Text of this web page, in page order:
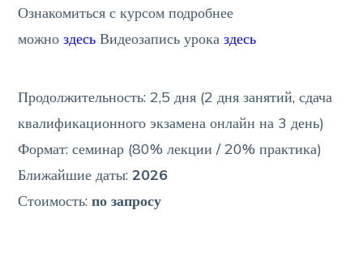
Ознакомиться с курсом подробнее
можноздесь Видеозапись уроказдесь
Продолжительность: 2,5 дня (2 дня занятий, сдача
квалификационного экзамена онлайн на 3 день)
Формат: семинар (80% лекции / 20% практика)
Ближайшие даты:2026
Стоимость:по запросу